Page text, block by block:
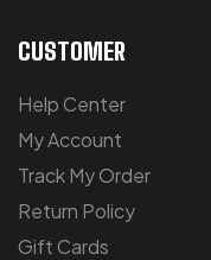
CUSTOMER
Help Center
My Account
Track My Order
Return Policy
Gift Cards